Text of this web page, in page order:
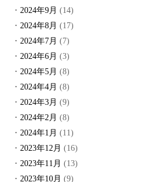
2024年9月 (14)
2024年8月 (17)
2024年7月 (7)
2024年6月 (3)
2024年5月 (8)
2024年4月 (8)
2024年3月 (9)
2024年2月 (8)
2024年1月 (11)
2023年12月 (16)
2023年11月 (13)
2023年10月 (9)